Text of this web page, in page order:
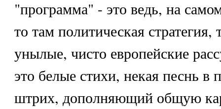
"программа" - это ведь, на
то там политическая стратегия,
унылые, чисто европейские
это белые стихи, некая песнь в
штрих, дополняющий общую